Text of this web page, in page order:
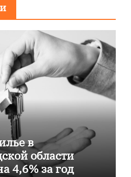
в
области
4,6% за год